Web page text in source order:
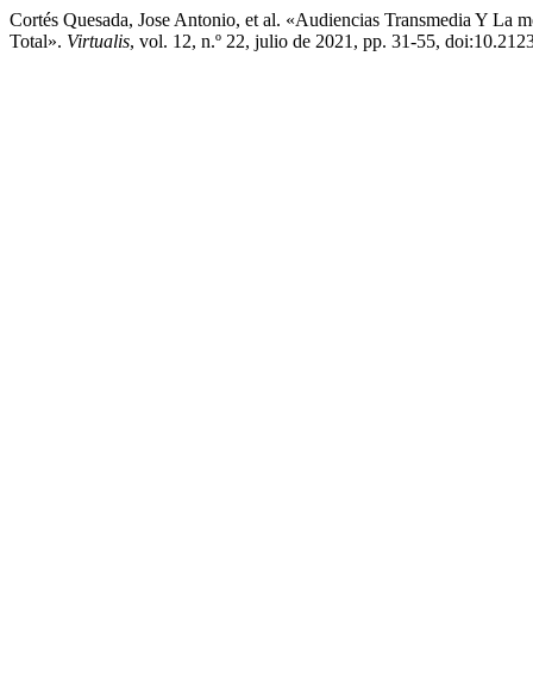
Cortés Quesada, Jose Antonio, et al. «Audiencias Transmedia Y
Total». Virtualis, vol. 12, n.º 22, julio de 2021, pp. 31-55,